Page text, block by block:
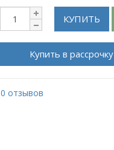
КУПИТЬ
Купить в рассрочку
0 отзывов